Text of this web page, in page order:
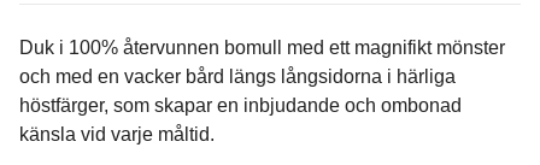
Duk i 100% återvunnen bomull med ett magnifikt mönster
och med en vacker bård längs långsidorna i härliga
höstfärger, som skapar en inbjudande och ombonad
känsla vid varje måltid.